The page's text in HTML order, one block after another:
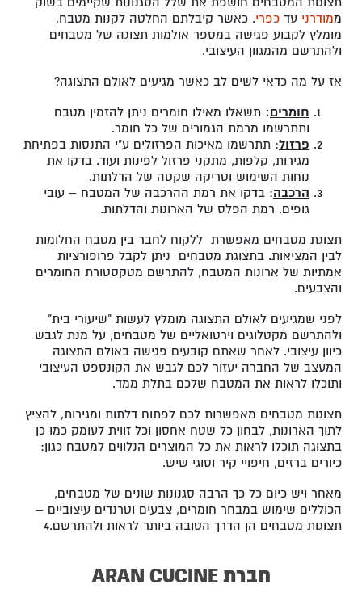
ממודרני עד כפרי. כאשר קיבלתם החלטה לקנות מטבח,
מומלץ לקבוע פגישה במספר אולמות תצוגה של מטבחים
ולהתרשם מהמגוון העיצובי.
אז על מה כדאי לשים לב כאשר מגיעים לאולם התצוגה?
חומרים: תשאלו מאילו חומרים ניתן להזמין מטבח
ותתרשמו מרמת הגמורים של כל חומר.
פרזול: תתרשמו מאיכות הפרזולים ע"י התנסות בפתיחת
מגירות, קלפות, מתקני פרזול לפינות ועוד. בדקו את
נוחות השימוש וטריקה שקטה של הדלתות.
הרכבה: בדקו את רמת ההרכבה של המטבח – עובי
גופים, רמת הפלס של הארונות והדלתות.
תצוגת מטבחים מאפשרת ללקוח לחבר בין מטבח החלומות
לבין המציאות. בתצוגת מטבחים ניתן לקבל פרופורציות
אמתיות של ארונות המטבח, להתרשם מטקסטורת החומרים
והצבעים.
לפני שמגיעים לאולם התצוגה מומלץ לעשות "שיעורי בית"
ולהתרשם מקטלוגים וירטואליים של מטבחים, על מנת לגבש
כיוון עיצובי. לאחר שאתם קובעים פגישה באולם התצוגה
המעצב של החברה יעזור לכם לגבש את הקונספט העיצובי
ותוכלו לראות את המטבח שלכם בתלת ממד.
תצוגות מטבחים מאפשרות לכם לפתוח דלתות ומגירות, להציץ
לתוך הארונות, לבחון כל שטח אחסון וכל זווית לעומק כמו כן
בתצוגה תוכלו לראות את כל המוצרים הנלווים למטבח כגון:
כיורים ברזים, חיפויי קיר וסוגי שיש.
מאחר ויש כיום כל כך הרבה סגנונות שונים של מטבחים,
הכוללים שימוש במבחר חומרים, צבעים וטרנדים עיצוביים –
תצוגות מטבחים הן הדרך הטובה ביותר לראות ולהתרשם.4
חברת ARAN CUCINE